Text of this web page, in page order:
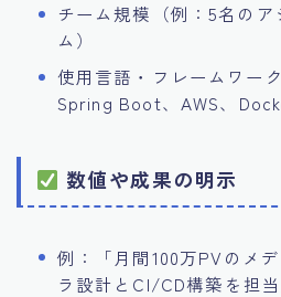
チーム規模（例：5名の
ム）
使用言語・フレームワー
Spring Boot、AWS、
数値や成果の明示
例：「月間100万PVのメ
ラ設計とCI/CD構築を担当